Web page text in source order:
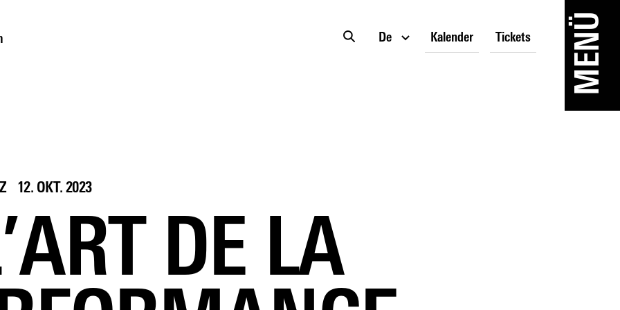
De Kalender Tickets MENÜ
12. OKT. 2023
DE LA